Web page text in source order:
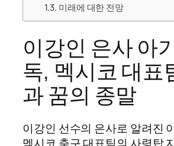
미래에 대한 전망
이강인 은사 아
독, 멕시코 대표
과 꿈의 종말
이강인 선수의 은사로 알려진